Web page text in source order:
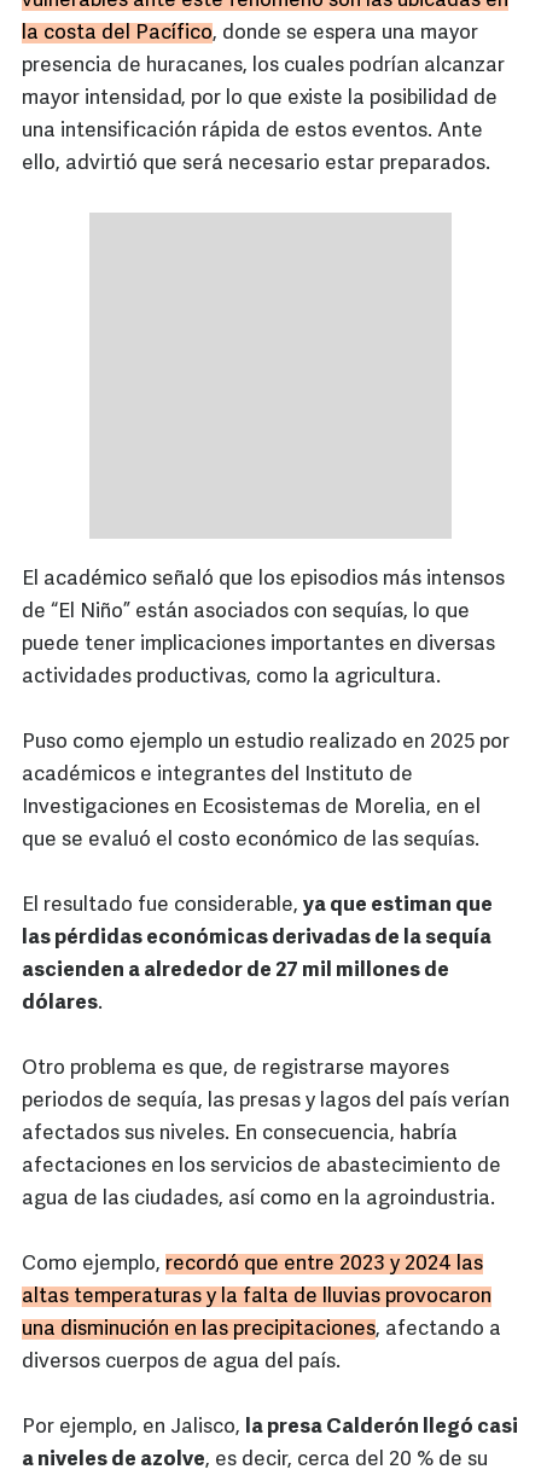
la costa del Pacífico, donde se espera una mayor
presencia de huracanes, los cuales podrían alcanzar
mayor intensidad, por lo que existe la posibilidad de
una intensificación rápida de estos eventos. Ante
ello, advirtió que será necesario estar preparados.
El académico señaló que los episodios más intensos
de “El Niño” están asociados con sequías, lo que
puede tener implicaciones importantes en diversas
actividades productivas, como la agricultura.
Puso como ejemplo un estudio realizado en 2025 por
académicos e integrantes del Instituto de
Investigaciones en Ecosistemas de Morelia, en el
que se evaluó el costo económico de las sequías.
El resultado fue considerable, ya que estiman que
las pérdidas económicas derivadas de la sequía
ascienden a alrededor de 27 mil millones de
dólares.
Otro problema es que, de registrarse mayores
periodos de sequía, las presas y lagos del país verían
afectados sus niveles. En consecuencia, habría
afectaciones en los servicios de abastecimiento de
agua de las ciudades, así como en la agroindustria.
Como ejemplo, recordó que entre 2023 y 2024 las
altas temperaturas y la falta de lluvias provocaron
una disminución en las precipitaciones, afectando a
diversos cuerpos de agua del país.
Por ejemplo, en Jalisco, la presa Calderón llegó casi
a niveles de azolve, es decir, cerca del 20 % de su